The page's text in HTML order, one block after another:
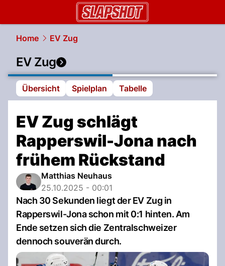
Home EV Zug
EV Zug
Übersicht Spielplan Tabelle
EV Zug schlägt
Rapperswil-Jona nach
frühem Rückstand
Matthias Neuhaus
25.10.2025 - 00:01
Nach 30 Sekunden liegt der EV Zug in
Rapperswil-Jona schon mit 0:1 hinten. Am
Ende setzen sich die Zentralschweizer
dennoch souverän durch.